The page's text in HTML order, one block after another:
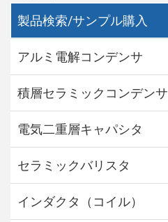
製品検索/サンプル購入
アルミ電解コンデンサ
積層セラミックコンデンサ
電気二重層キャパシタ
セラミックバリスタ
インダクタ（コイル）